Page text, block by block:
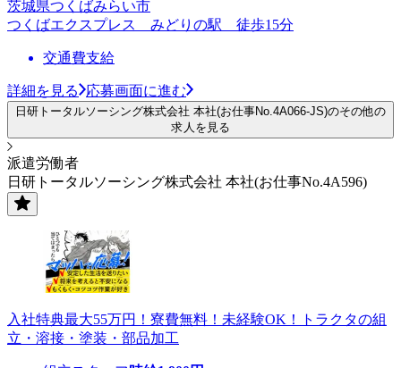
茨城県つくばみらい市
つくばエクスプレス みどりの駅 徒歩15分
交通費支給
詳細を見る 応募画面に進む
日研トータルソーシング株式会社 本社(お仕事No.4A066-JS)のその他の
求人を見る
派遣労働者
日研トータルソーシング株式会社 本社(お仕事No.4A596)
入社特典最大55万円！寮費無料！未経験OK！トラクタの組
立・溶接・塗装・部品加工